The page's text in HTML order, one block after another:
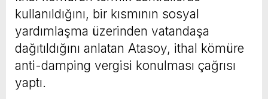
kullanıldığını, bir kısmının sosyal
yardımlaşma üzerinden vatandaşa
dağıtıldığını anlatan Atasoy, ithal kömüre
anti-damping vergisi konulması çağrısı
yaptı.